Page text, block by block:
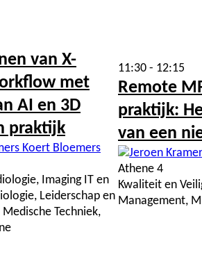
van X-
met
AI en 3D
praktijk
Koert Bloemers
Imaging IT en
Leiderschap en
Techniek,
11:30 - 12:15
Remote
praktijk:
van een
Athene 4
Kwaliteit en
Management,